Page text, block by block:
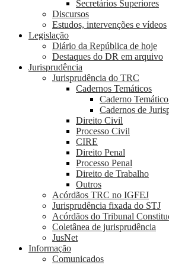
Secretários Superiores
Discursos
Estudos, intervenções e vídeos
Legislação
Diário da República de hoje
Destaques do DR em arquivo
Jurisprudência
Jurisprudência do TRC
Cadernos Temáticos
Caderno
Cadernos de
Direito Civil
Processo Civil
CIRE
Direito Penal
Processo Penal
Direito de Trabalho
Outros
Acórdãos TRC no IGFEJ
Jurisprudência fixada do STJ
Acórdãos do Tribunal
Coletânea de jurisprudência
JusNet
Informação
Comunicados